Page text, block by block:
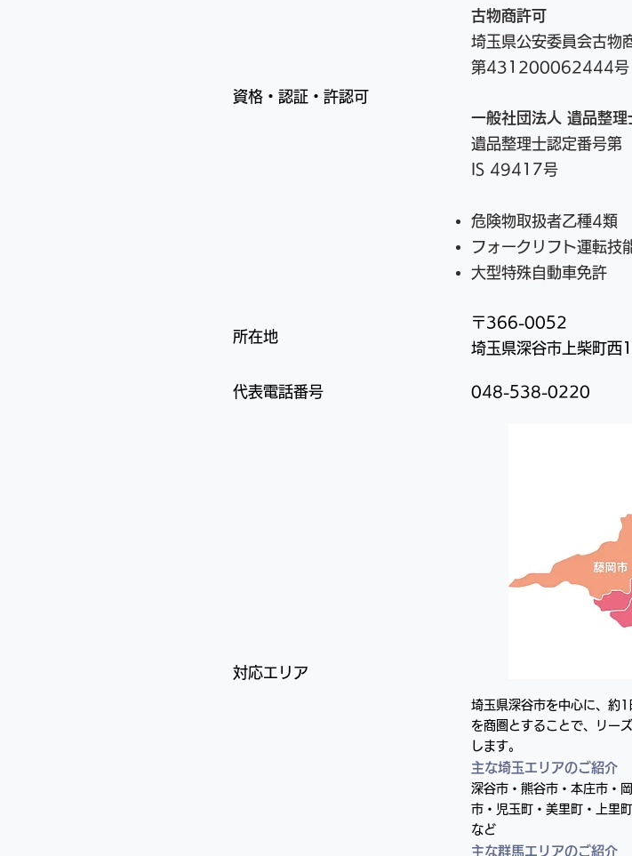
資格・認証・許認可
古物商許可
埼玉県公安委員会古物
第431200062444号
一般社団法人 遺品整理
遺品整理士認定番号第
IS 49417号
危険物取扱者乙種4類
フォークリフト運転技
大型特殊自動車免許
所在地
〒366-0052
埼玉県深谷市上柴町
代表電話番号 048-538-0220
対応エリア
埼玉県深谷市を中心に、約
を商圏とすることで、リー
します。
主な埼玉エリアのご紹介
深谷市・熊谷市・本庄市・
市・児玉町・美里町・上里
など
主な群馬エリアのご紹介